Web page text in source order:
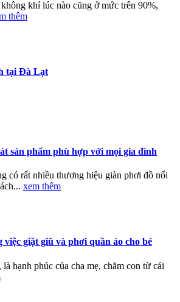
khí lúc nào cũng ở mức trên 90%,
thêm
tại Đà Lạt
sản phẩm phù hợp với mọi gia đình
có rất nhiều thương hiệu giàn phơi đồ nổi
xem thêm
giặt giũ và phơi quần áo cho bé
hạnh phúc của cha mẹ, chăm con từ cái